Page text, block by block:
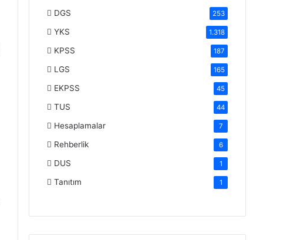
DGS 253
YKS 1.318
KPSS 187
LGS 165
EKPSS 45
TUS 44
Hesaplamalar 7
Rehberlik 6
DUS 1
Tanıtım 1